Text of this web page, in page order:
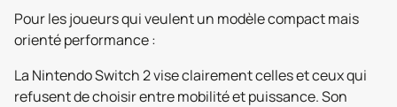
Pour les joueurs qui veulent un modèle compact mais
orienté performance :
La Nintendo Switch 2 vise clairement celles et ceux qui
refusent de choisir entre mobilité et puissance. Son